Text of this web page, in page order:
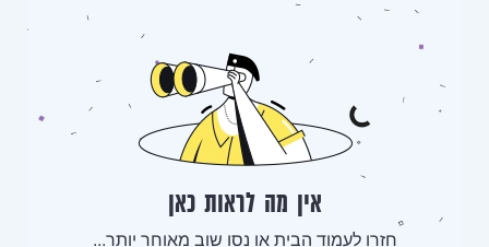
אין מה לראות כאן
חזרו לעמוד הבית או נסו שוב מאוחר יותר...